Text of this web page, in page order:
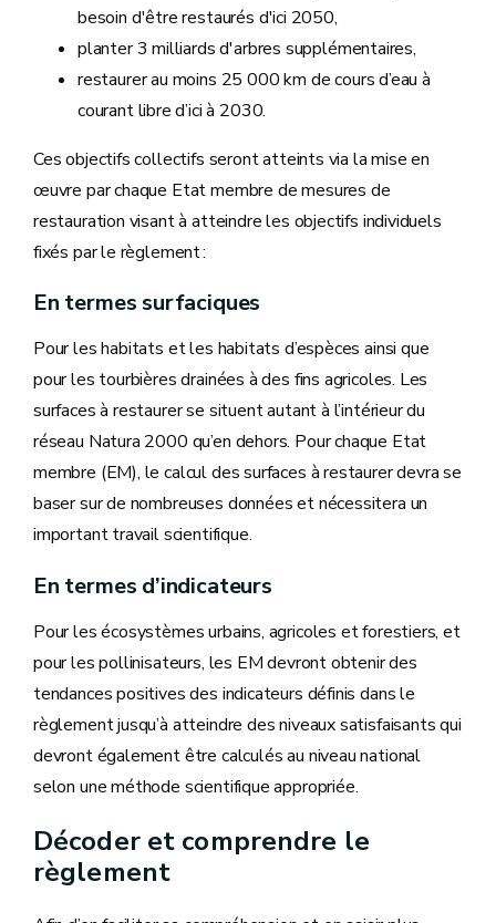
besoin d'être restaurés d'ici 2050,
planter 3 milliards d'arbres supplémentaires,
restaurer au moins 25 000 km de cours d’eau à
courant libre d’ici à 2030.
Ces objectifs collectifs seront atteints via la mise en
œuvre par chaque Etat membre de mesures de
restauration visant à atteindre les objectifs individuels
fixés par le règlement :
En termes surfaciques
Pour les habitats et les habitats d’espèces ainsi que
pour les tourbières drainées à des fins agricoles. Les
surfaces à restaurer se situent autant à l’intérieur du
réseau Natura 2000 qu’en dehors. Pour chaque Etat
membre (EM), le calcul des surfaces à restaurer devra se
baser sur de nombreuses données et nécessitera un
important travail scientifique.
En termes d’indicateurs
Pour les écosystèmes urbains, agricoles et forestiers, et
pour les pollinisateurs, les EM devront obtenir des
tendances positives des indicateurs définis dans le
règlement jusqu’à atteindre des niveaux satisfaisants qui
devront également être calculés au niveau national
selon une méthode scientifique appropriée.
Décoder et comprendre le
règlement